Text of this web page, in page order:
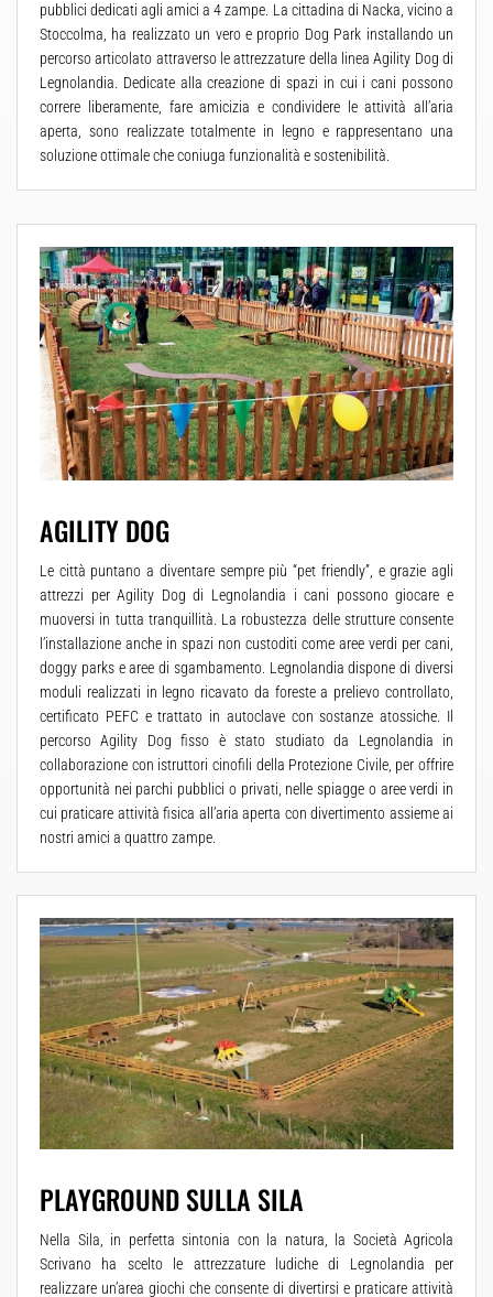
pubblici dedicati agli amici a 4 zampe. La cittadina di Nacka, vicino a
Stoccolma, ha realizzato un vero e proprio Dog Park installando un
percorso articolato attraverso le attrezzature della linea Agility Dog di
Legnolandia. Dedicate alla creazione di spazi in cui i cani possono
correre liberamente, fare amicizia e condividere le attività all’aria
aperta, sono realizzate totalmente in legno e rappresentano una
soluzione ottimale che coniuga funzionalità e sostenibilità.
AGILITY DOG
Le città puntano a diventare sempre più “pet friendly”, e grazie agli
attrezzi per Agility Dog di Legnolandia i cani possono giocare e
muoversi in tutta tranquillità. La robustezza delle strutture consente
l’installazione anche in spazi non custoditi come aree verdi per cani,
doggy parks e aree di sgambamento. Legnolandia dispone di diversi
moduli realizzati in legno ricavato da foreste a prelievo controllato,
certificato PEFC e trattato in autoclave con sostanze atossiche. Il
percorso Agility Dog fisso è stato studiato da Legnolandia in
collaborazione con istruttori cinofili della Protezione Civile, per offrire
opportunità nei parchi pubblici o privati, nelle spiagge o aree verdi in
cui praticare attività fisica all’aria aperta con divertimento assieme ai
nostri amici a quattro zampe.
PLAYGROUND SULLA SILA
Nella Sila, in perfetta sintonia con la natura, la Società Agricola
Scrivano ha scelto le attrezzature ludiche di Legnolandia per
realizzare un’area giochi che consente di divertirsi e praticare attività